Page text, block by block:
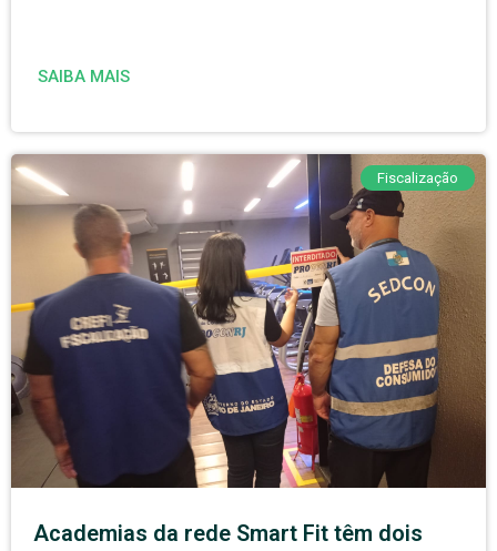
SAIBA MAIS
Fiscalização
Academias da rede Smart Fit têm dois